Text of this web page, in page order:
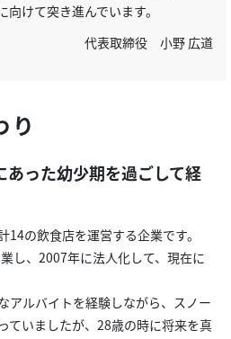
けて突き進んでいます。
代表取締役 小野 広道
り
あった幼少期を過ごして経
の飲食店を運営する企業です。
し、2007年に法人化して、現在に
アルバイトを経験しながら、スノー
ていましたが、28歳の時に将来を真